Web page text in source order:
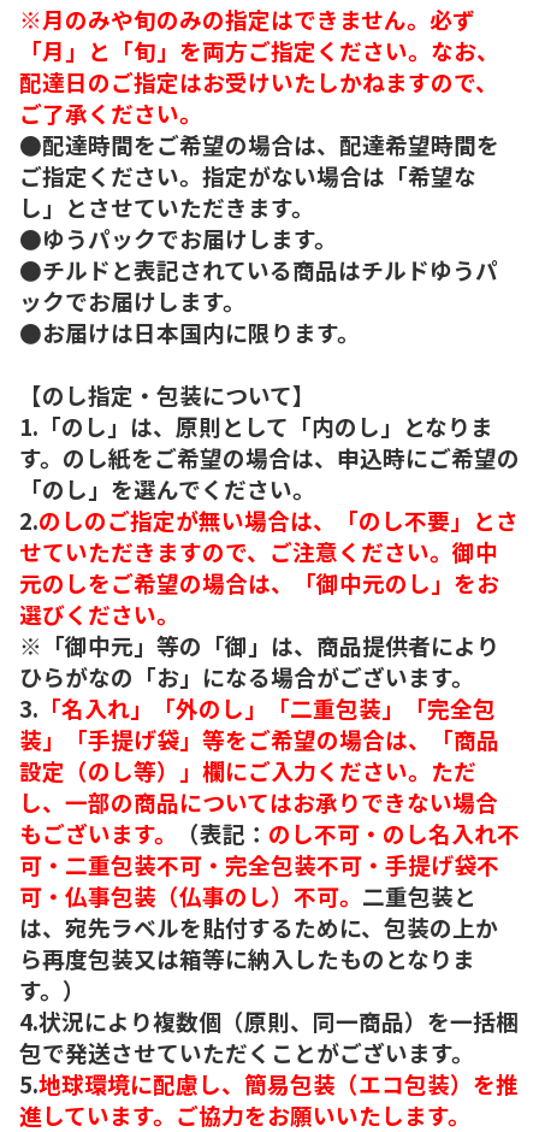
※月のみや旬のみの指定はできません。必ず
「月」と「旬」を両方ご指定ください。なお、
配達日のご指定はお受けいたしかねますので、
ご了承ください。
●配達時間をご希望の場合は、配達希望時間を
ご指定ください。指定がない場合は「希望な
し」とさせていただきます。
●ゆうパックでお届けします。
●チルドと表記されている商品はチルドゆうパ
ックでお届けします。
●お届けは日本国内に限ります。
【のし指定・包装について】
1.「のし」は、原則として「内のし」となりま
す。のし紙をご希望の場合は、申込時にご希望の
「のし」を選んでください。
2.のしのご指定が無い場合は、「のし不要」とさ
せていただきますので、ご注意ください。御中
元のしをご希望の場合は、「御中元のし」をお
選びください。
※「御中元」等の「御」は、商品提供者により
ひらがなの「お」になる場合がございます。
3. 「名入れ」「外のし」「二重包装」「完全包
装」「手提げ袋」等をご希望の場合は、「商品
設定（のし等）」欄にご入力ください。ただ
し、一部の商品についてはお承りできない場合
もございます。
（表記： のし不可・のし名入れ不
可・二重包装不可・完全包装不可・手提げ袋不
可・仏事包装（仏事のし）不可。 二重包装と
は、宛先ラベルを貼付するために、包装の上か
ら再度包装又は箱等に納入したものとなりま
す。）
4.状況により複数個（原則、同一商品）を一括梱
包で発送させていただくことがございます。
5.地球環境に配慮し、簡易包装（エコ包装）を推
進しています。ご協力をお願いいたします。